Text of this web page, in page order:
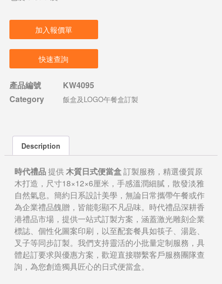
加入報價單
快速查詢
產品編號
KW4095
Category
飯盒及LOGO午餐盒訂製
Description
時代禮品提供木質日式便當盒訂製服務，精選優質原
木打造，尺寸18×12×6厘米，手感溫潤細膩，散發淡雅
自然氣息。簡約日系設計美學，無論日常攜帶午餐或作
為企業禮品餽贈，皆能彰顯不凡品味。時代禮品深耕香
港禮品市場，提供一站式訂製方案，涵蓋激光雕刻企業
標誌、個性化圖案印刷，以至配套餐具如筷子、湯匙、
叉子等同步訂製。我們支持靈活的小批量定制服務，具
體起訂要求與優惠方案，歡迎直接聯繫客戶服務團隊查
詢，為您創造獨具匠心的日式便當盒。